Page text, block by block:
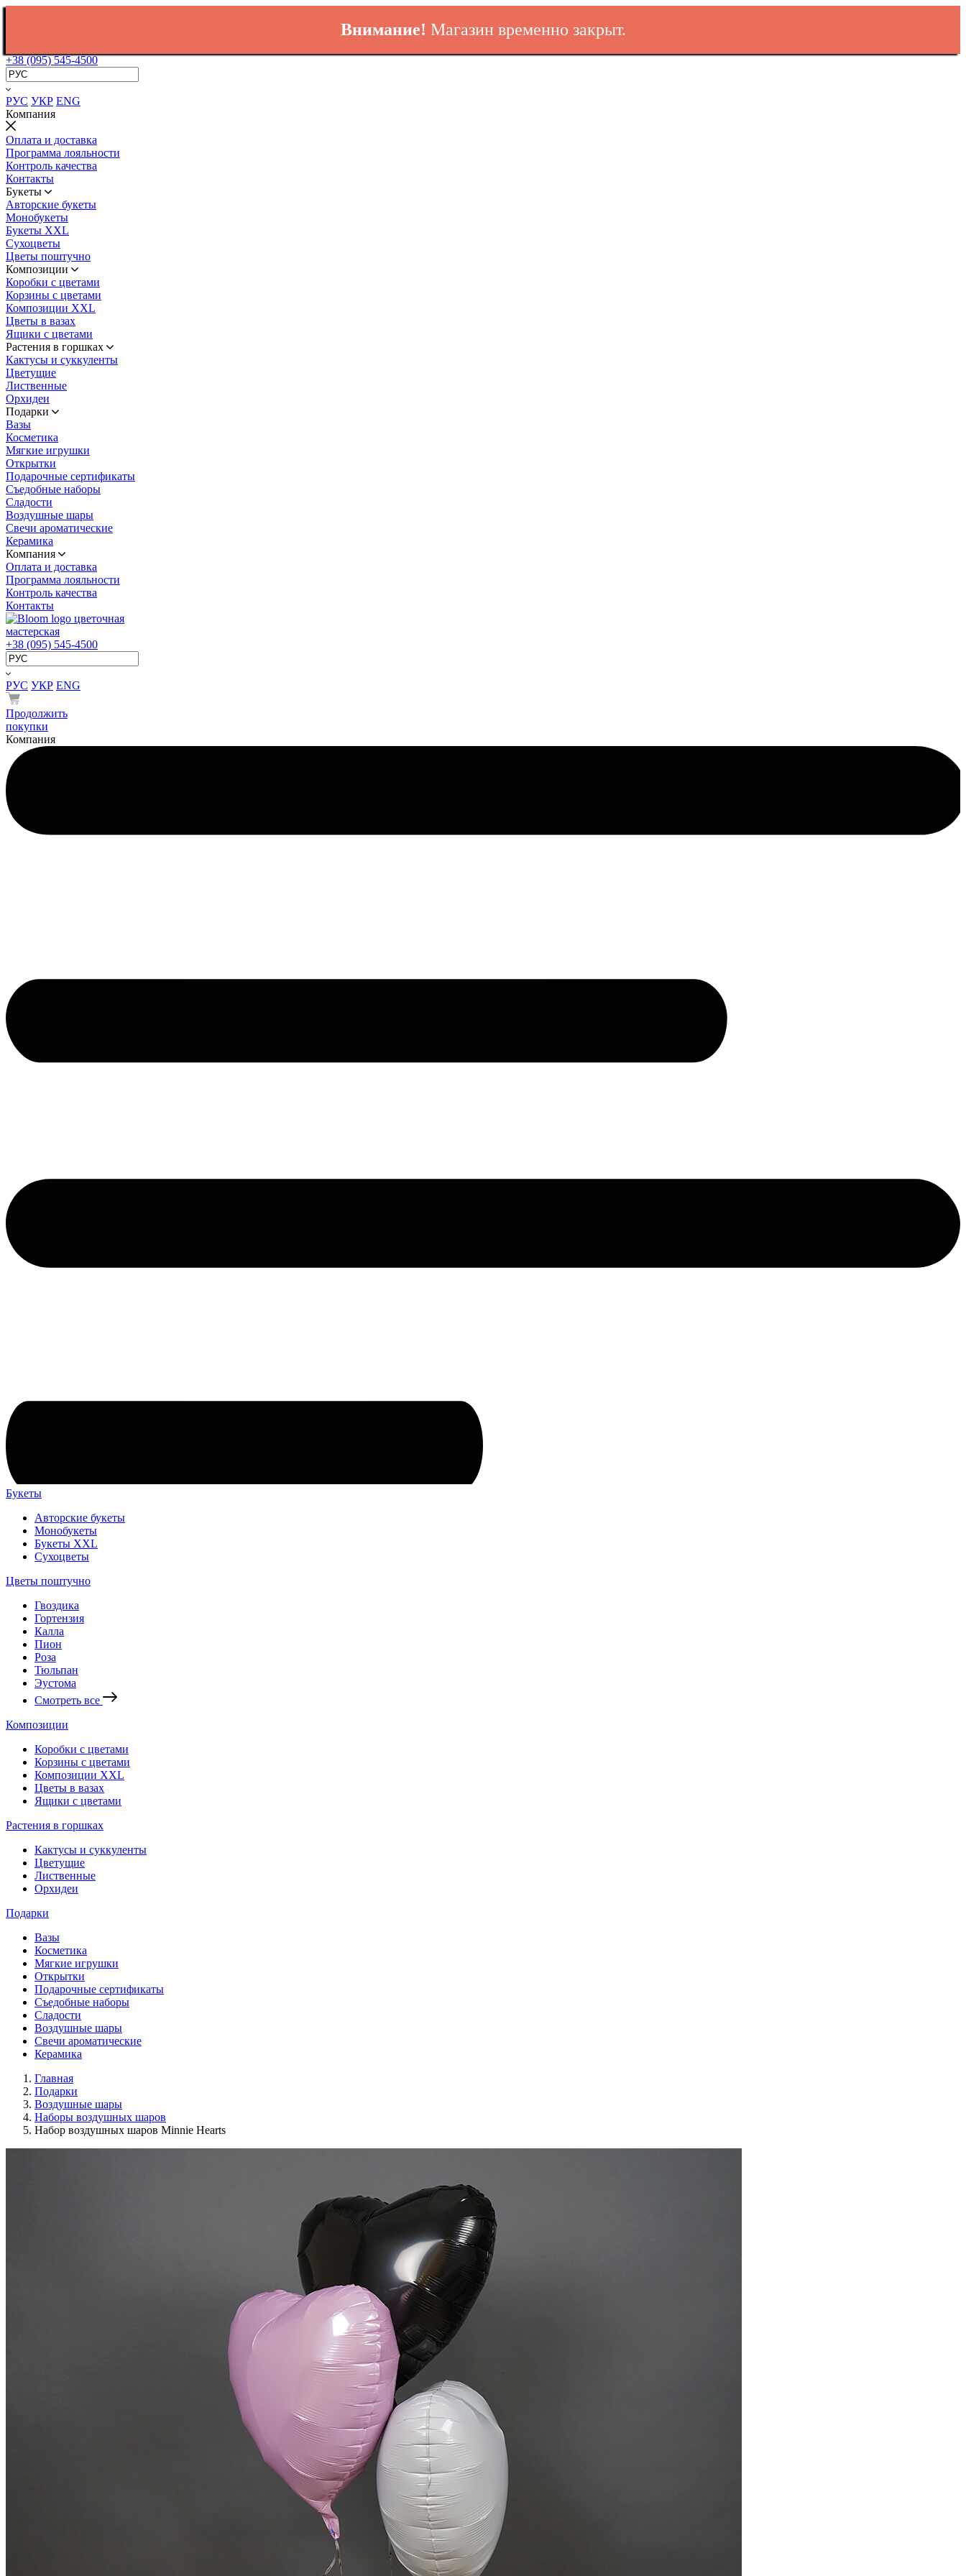
Внимание! Магазин временно закрыт.
+38 (095) 545-4500
РУС УКР ENG
Компания
Оплата и доставка
Программа лояльности
Контроль качества
Контакты
Букеты
Авторские букеты
Монобукеты
Букеты XXL
Сухоцветы
Цветы поштучно
Композиции
Коробки с цветами
Корзины с цветами
Композиции XXL
Цветы в вазах
Ящики с цветами
Растения в горшках
Кактусы и суккуленты
Цветущие
Лиственные
Орхидеи
Подарки
Вазы
Косметика
Мягкие игрушки
Открытки
Подарочные сертификаты
Съедобные наборы
Сладости
Воздушные шары
Свечи ароматические
Керамика
Компания
Оплата и доставка
Программа лояльности
Контроль качества
Контакты
цветочная
мастерская
+38 (095) 545-4500
РУС УКР ENG
Продолжить
покупки
Компания
Букеты
Авторские букеты
Монобукеты
Букеты XXL
Сухоцветы
Цветы поштучно
Гвоздика
Гортензия
Калла
Пион
Роза
Тюльпан
Эустома
Смотреть все
Композиции
Коробки с цветами
Корзины с цветами
Композиции XXL
Цветы в вазах
Ящики с цветами
Растения в горшках
Кактусы и суккуленты
Цветущие
Лиственные
Орхидеи
Подарки
Вазы
Косметика
Мягкие игрушки
Открытки
Подарочные сертификаты
Съедобные наборы
Сладости
Воздушные шары
Свечи ароматические
Керамика
Главная
Подарки
Воздушные шары
Наборы воздушных шаров
Набор воздушных шаров Minnie Hearts